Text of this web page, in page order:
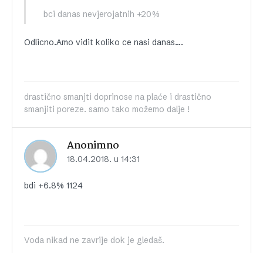
bci danas nevjerojatnih +20%
Odlicno.Amo vidit koliko ce nasi danas….
drastično smanjti doprinose na plaće i drastično
smanjiti poreze. samo tako možemo dalje !
Anonimno
18.04.2018. u 14:31
bdi +6.8% 1124
Voda nikad ne zavrije dok je gledaš.